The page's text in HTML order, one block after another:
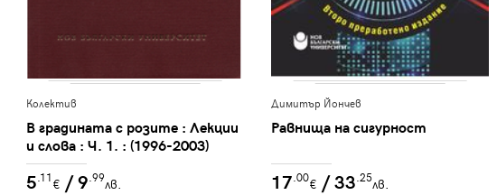
Колектив
В градината с розите : Лекции
и слова : Ч. 1. : (1996-2003)
5.11€ / 9.99лв.
Димитър Йончев
Равнища на сигурност
17.00€ / 33.25лв.